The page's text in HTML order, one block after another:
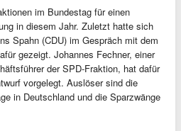
im Bundestag für einen
in diesem Jahr. Zuletzt hatte sich
Spahn (CDU) im Gespräch mit dem
gezeigt. Johannes Fechner, einer
der SPD-Fraktion, hat dafür
vorgelegt. Auslöser sind die
in Deutschland und die Sparzwänge